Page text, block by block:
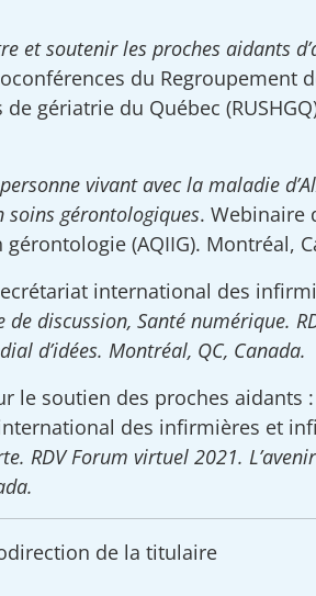
et soutenir les proches aidants
du Regroupement
gériatrie du Québec
vivant avec la maladie
soins gérontologiques. Webinaire
(AQIIG). Montréal,
international des
de discussion, Santé numérique.
d’idées. Montréal, QC, Canada.
le soutien des proches aidants
des infirmières et
RDV Forum virtuel 2021.
de la titulaire